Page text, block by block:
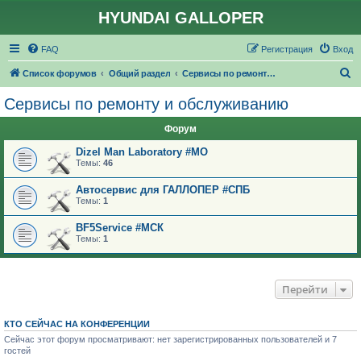
HYUNDAI GALLOPER
FAQ Вход
Регистрация
Список форумов Общий раздел Сервисы по ремонту и обслуживанию
Сервисы по ремонту и обслуживанию
Форум
Dizel Man Laboratory #МО
Темы: 46
Автосервис для ГАЛЛОПЕР #СПБ
Темы: 1
BF5Service #МСК
Темы: 1
Перейти
КТО СЕЙЧАС НА КОНФЕРЕНЦИИ
Сейчас этот форум просматривают: нет зарегистрированных пользователей и 7
гостей